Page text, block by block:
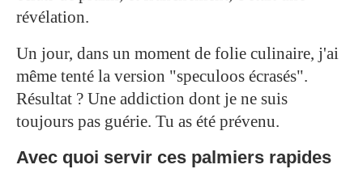
révélation.
Un jour, dans un moment de folie culinaire, j'ai
même tenté la version "speculoos écrasés".
Résultat ? Une addiction dont je ne suis
toujours pas guérie. Tu as été prévenu.
Avec quoi servir ces palmiers rapides